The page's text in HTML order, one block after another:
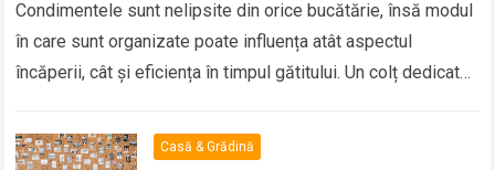
Condimentele sunt nelipsite din orice bucătărie, însă modul
în care sunt organizate poate influența atât aspectul
încăperii, cât și eficiența în timpul gătitului. Un colț dedicat
Casă & Grădină